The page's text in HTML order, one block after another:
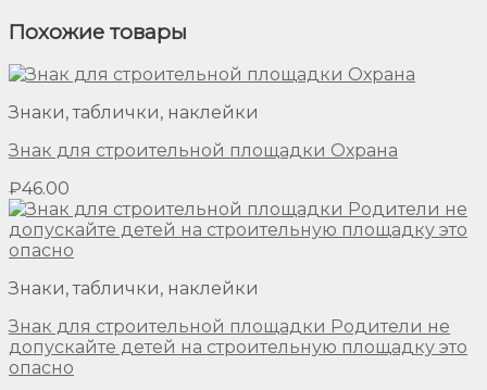
Похожие товары
Знаки, таблички, наклейки
Знак для строительной площадки Охрана
₽46.00
Знаки, таблички, наклейки
Знак для строительной площадки Родители не
допускайте детей на строительную площадку это
опасно